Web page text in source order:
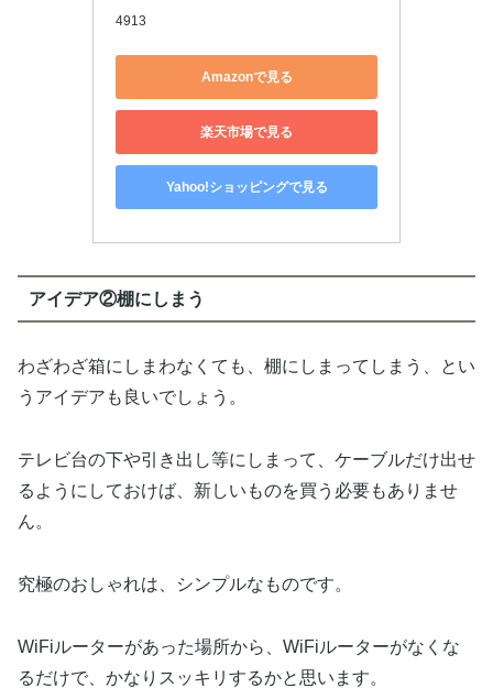
4913
Amazonで見る
楽天市場で見る
Yahoo!ショッピングで見る
アイデア②棚にしまう
わざわざ箱にしまわなくても、棚にしまってしまう、とい
うアイデアも良いでしょう。
テレビ台の下や引き出し等にしまって、ケーブルだけ出せ
るようにしておけば、新しいものを買う必要もありませ
ん。
究極のおしゃれは、シンプルなものです。
WiFiルーターがあった場所から、WiFiルーターがなくな
るだけで、かなりスッキリするかと思います。